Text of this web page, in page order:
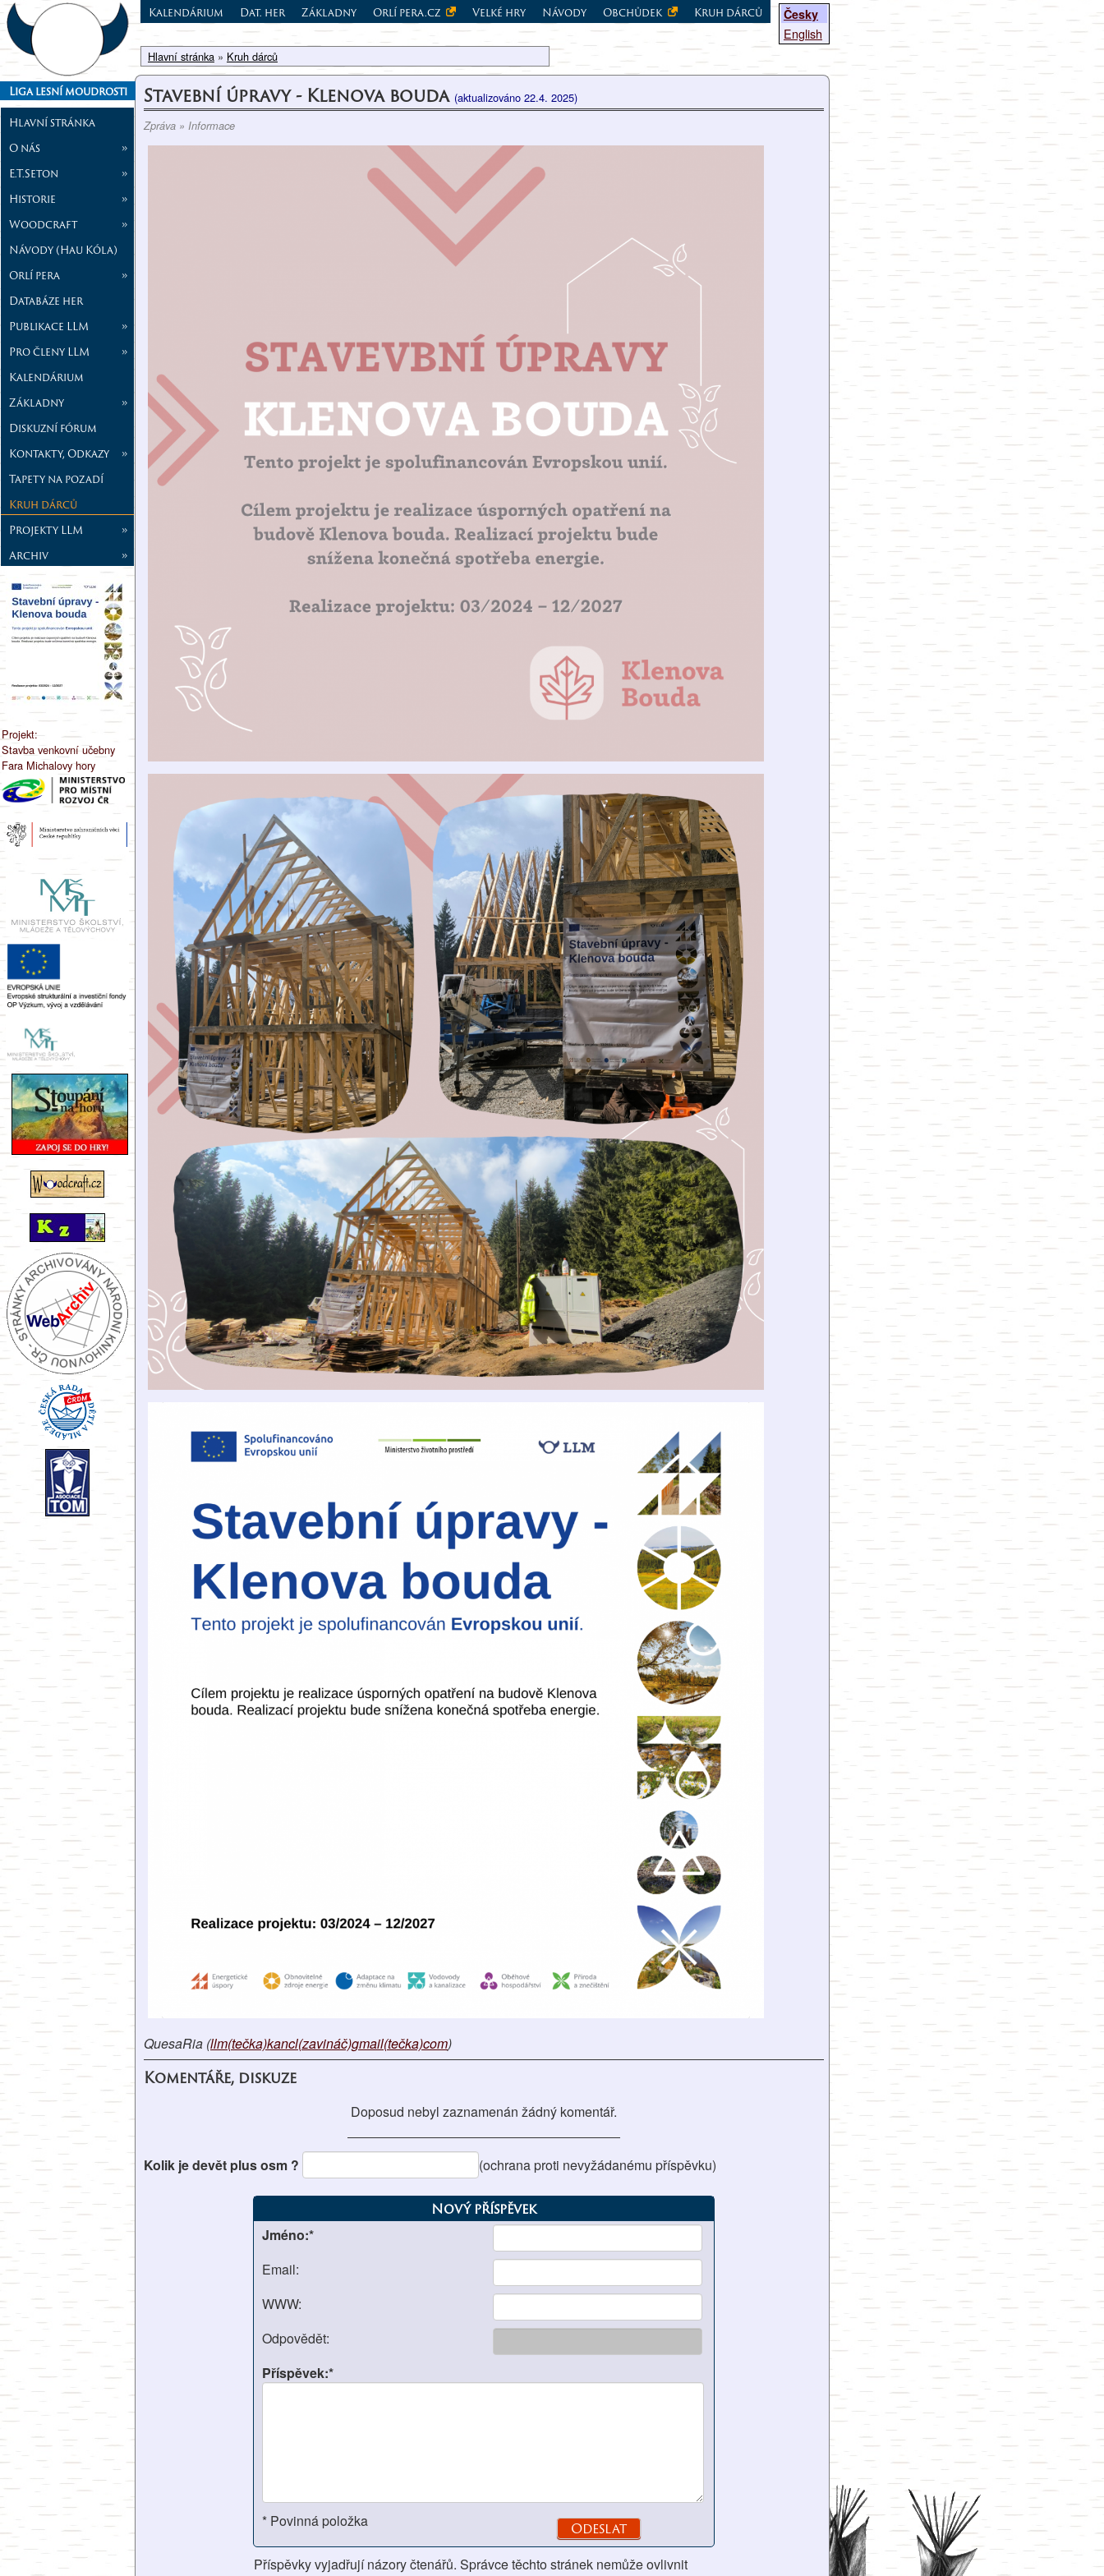
Liga lesní moudrosti
Hlavní stránka
O nás
»
E.T.Seton
»
Historie
»
Woodcraft
»
Návody (Hau Kóla)
Orlí pera
»
Databáze her
Publikace LLM
»
Pro členy LLM
»
Kalendárium
Základny
»
Diskuzní fórum
Kontakty, Odkazy
»
Tapety na pozadí
Kruh dárců
Projekty LLM
»
Archiv
»
Projekt:
Stavba venkovní učebny
Fara Michalovy hory
Česky
English
Kalendárium Dat. her Základny Orlí pera.cz Velké hry Návody Obchůdek Kruh dárců
Hlavní stránka » Kruh dárců
Stavební úpravy - Klenova bouda (aktualizováno 22.4. 2025)
Zpráva » Informace
QuesaRia (llm(tečka)kancl(zavináč)gmail(tečka)com)
Komentáře, diskuze
Doposud nebyl zaznamenán žádný komentář.
Kolik je devět plus osm ? (ochrana proti nevyžádanému příspěvku)
Nový příspěvek
Jméno:*
Email:
WWW:
Odpovědět:
Příspěvek:*
* Povinná položka
Příspěvky vyjadřují názory čtenářů. Správce těchto stránek nemůže ovlivnit